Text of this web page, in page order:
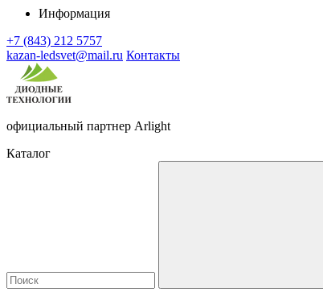
Информация
+7 (843) 212 5757
kazan-ledsvet@mail.ru Контакты
официальный партнер Arlight
Каталог